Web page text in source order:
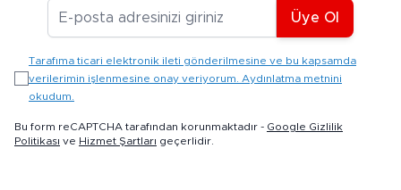
E-posta Adresiniz
Üye Ol
Tarafıma ticari elektronik ileti gönderilmesine ve bu kapsamda
verilerimin işlenmesine onay veriyorum. Aydınlatma metnini
okudum.
Bu form reCAPTCHA tarafından korunmaktadır - Google Gizlilik
Politikası ve Hizmet Şartları geçerlidir.